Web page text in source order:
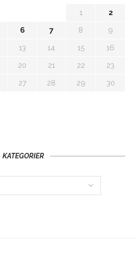
1
2
6 7 8
9
13 14 15
16
20 21 22
23
27 28 29
30
KATEGORIER